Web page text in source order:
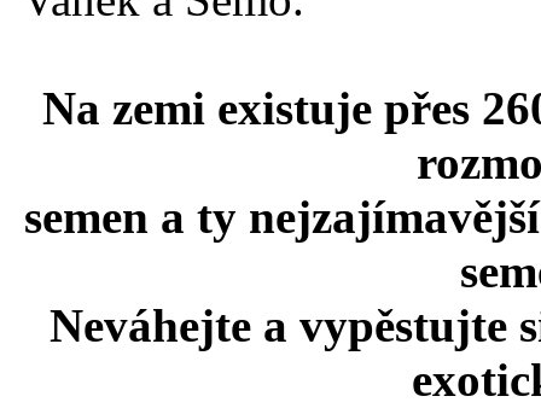
Na zemi existuje přes
semen a ty
Neváhejte a vypěstujte